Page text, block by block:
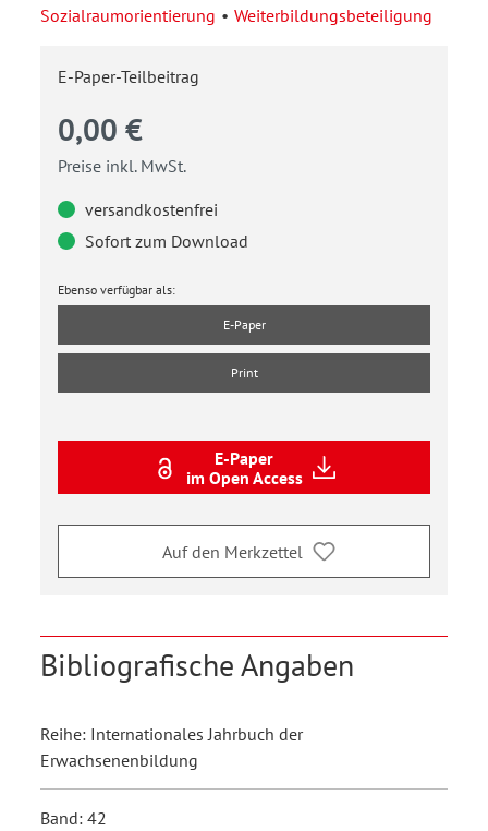
Sozialraumorientierung
Weiterbildungsbeteiligung
E-Paper-Teilbeitrag
0,00 €
Preise inkl. MwSt.
versandkostenfrei
Sofort zum Download
Ebenso verfügbar als:
E-Paper
Print
E-Paper
im Open Access
Auf den Merkzettel
Bibliografische Angaben
Reihe: Internationales Jahrbuch der
Erwachsenenbildung
Band: 42